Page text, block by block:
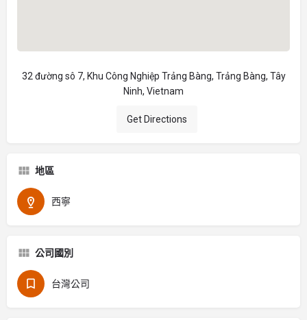
32 đường sô 7, Khu Công Nghiệp Trảng Bàng, Trảng Bàng, Tây
Ninh, Vietnam
Get Directions
地區
西寧
公司國別
台灣公司